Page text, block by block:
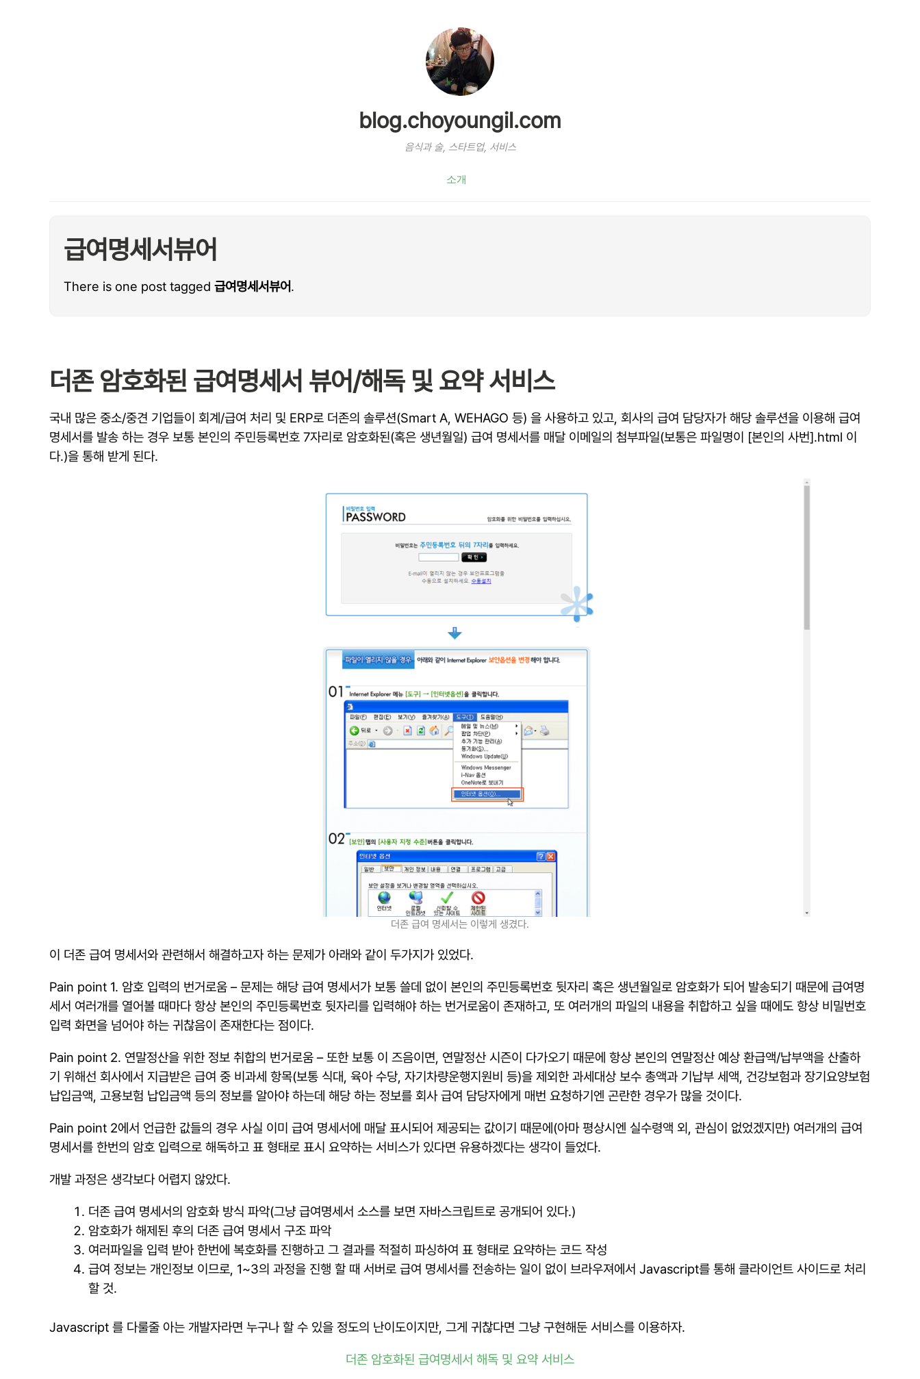
blog.choyoungil.com
음식과 술, 스타트업, 서비스
소개
급여명세서뷰어
There is one post tagged 급여명세서뷰어.
더존 암호화된 급여명세서 뷰어/해독 및 요약 서비스
국내 많은 중소/중견 기업들이 회계/급여 처리 및 ERP로 더존의 솔루션(Smart A, WEHAGO 등) 을 사용하고 있고, 회사의 급여 담당자가 해당 솔루션을 이용해 급여
명세서를 발송 하는 경우 보통 본인의 주민등록번호 7자리로 암호화된(혹은 생년월일) 급여 명세서를 매달 이메일의 첨부파일(보통은 파일명이 [본인의 사번].html 이
다.)을 통해 받게 된다.
더존 급여 명세서는 이렇게 생겼다.
이 더존 급여 명세서와 관련해서 해결하고자 하는 문제가 아래와 같이 두가지가 있었다.
Pain point 1. 암호 입력의 번거로움 – 문제는 해당 급여 명세서가 보통 쓸데 없이 본인의 주민등록번호 뒷자리 혹은 생년월일로 암호화가 되어 발송되기 때문에 급여명
세서 여러개를 열어볼 때마다 항상 본인의 주민등록번호 뒷자리를 입력해야 하는 번거로움이 존재하고, 또 여러개의 파일의 내용을 취합하고 싶을 때에도 항상 비밀번호
입력 화면을 넘어야 하는 귀찮음이 존재한다는 점이다.
Pain point 2. 연말정산을 위한 정보 취합의 번거로움 – 또한 보통 이 즈음이면, 연말정산 시즌이 다가오기 때문에 항상 본인의 연말정산 예상 환급액/납부액을 산출하
기 위해선 회사에서 지급받은 급여 중 비과세 항목(보통 식대, 육아 수당, 자기차량운행지원비 등)을 제외한 과세대상 보수 총액과 기납부 세액, 건강보험과 장기요양보험
납입금액, 고용보험 납입금액 등의 정보를 알아야 하는데 해당 하는 정보를 회사 급여 담당자에게 매번 요청하기엔 곤란한 경우가 많을 것이다.
Pain point 2에서 언급한 값들의 경우 사실 이미 급여 명세서에 매달 표시되어 제공되는 값이기 때문에(아마 평상시엔 실수령액 외, 관심이 없었겠지만) 여러개의 급여
명세서를 한번의 암호 입력으로 해독하고 표 형태로 표시 요약하는 서비스가 있다면 유용하겠다는 생각이 들었다.
개발 과정은 생각보다 어렵지 않았다.
더존 급여 명세서의 암호화 방식 파악(그냥 급여명세서 소스를 보면 자바스크립트로 공개되어 있다.)
암호화가 해제된 후의 더존 급여 명세서 구조 파악
여러파일을 입력 받아 한번에 복호화를 진행하고 그 결과를 적절히 파싱하여 표 형태로 요약하는 코드 작성
급여 정보는 개인정보 이므로, 1~3의 과정을 진행 할 때 서버로 급여 명세서를 전송하는 일이 없이 브라우져에서 Javascript를 통해 클라이언트 사이드로 처리
할 것.
Javascript 를 다룰줄 아는 개발자라면 누구나 할 수 있을 정도의 난이도이지만, 그게 귀찮다면 그냥 구현해둔 서비스를 이용하자.
더존 암호화된 급여명세서 해독 및 요약 서비스